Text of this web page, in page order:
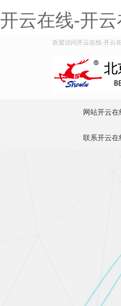
开云在线-开
欢迎访问开云在线-开云
网站开云
联系开云在